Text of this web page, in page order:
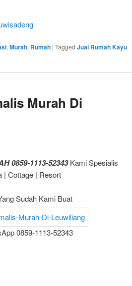
, Murah, Rumah | Tagged Jual Rumah Kayu
Murah Di
0859-1113-52343Kami Spesialis
| Cottage | Resort
Sudah Kami Buat
0859-1113-52343